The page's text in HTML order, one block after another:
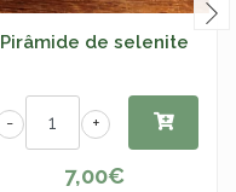
Pirâmide de selenite
+
-
7,00€